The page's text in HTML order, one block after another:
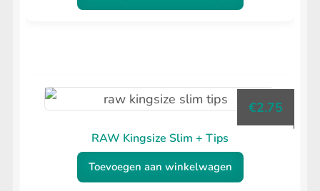
RAW Kingsize Slim + Tips
€2.75
Toevoegen aan winkelwagen